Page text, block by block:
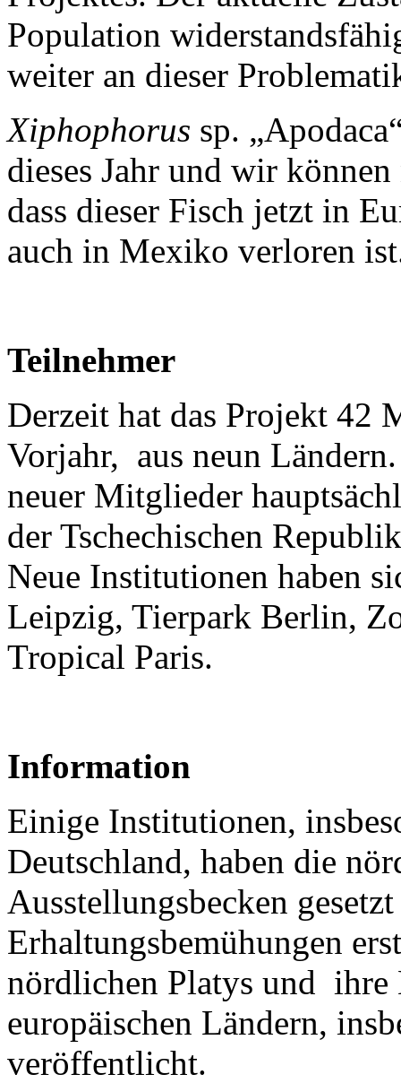
Population
weiter an dieser
Xiphophorus sp.
dieses Jahr und wir
dass dieser Fisch jetzt in
auch in Mexiko verloren
Teilnehmer
Derzeit hat das Projekt 42
Vorjahr, aus neun
neuer Mitglieder
der Tschechischen
Neue Institutionen haben
Leipzig, Tierpark Berlin,
Tropical Paris.
Information
Einige Institutionen,
Deutschland, haben die
Ausstellungsbecken
Erhaltungsbemühungen
nördlichen Platys und
europäischen Ländern,
veröffentlicht.